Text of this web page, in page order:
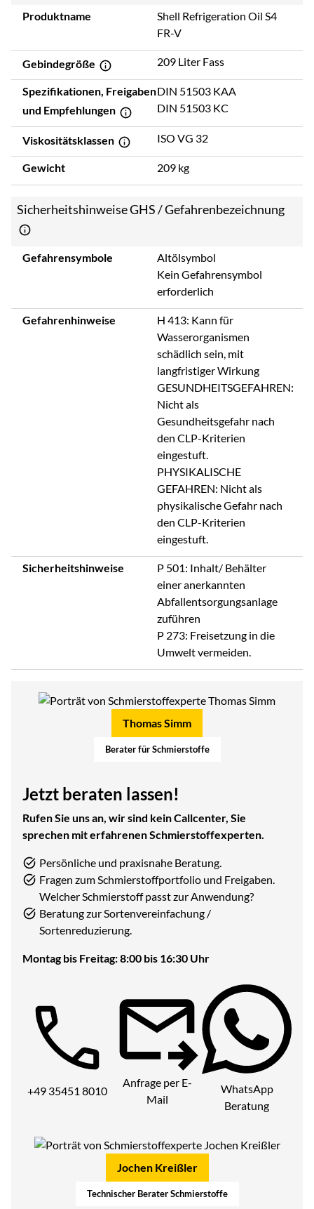
Produktname
Shell Refrigeration Oil S4
FR-V
Gebindegröße 209 Liter Fass
Spezifikationen, Freigaben
und Empfehlungen
DIN 51503 KAA
DIN 51503 KC
Viskositätsklassen ISO VG 32
Gewicht 209 kg
Sicherheitshinweise GHS / Gefahrenbezeichnung
Gefahrensymbole
Altölsymbol
Kein Gefahrensymbol
erforderlich
Gefahrenhinweise
H 413: Kann für
Wasserorganismen
schädlich sein, mit
langfristiger Wirkung
GESUNDHEITSGEFAHREN:
Nicht als
Gesundheitsgefahr nach
den CLP-Kriterien
eingestuft.
PHYSIKALISCHE
GEFAHREN: Nicht als
physikalische Gefahr nach
den CLP-Kriterien
eingestuft.
Sicherheitshinweise
P 501: Inhalt/ Behälter
einer anerkannten
Abfallentsorgungsanlage
zuführen
P 273: Freisetzung in die
Umwelt vermeiden.
Thomas Simm
Berater für Schmierstoffe
Jetzt beraten lassen!
Rufen Sie uns an, wir sind kein Callcenter, Sie
sprechen mit erfahrenen Schmierstoffexperten.
Persönliche und praxisnahe Beratung.
Fragen zum Schmierstoffportfolio und Freigaben.
Welcher Schmierstoff passt zur Anwendung?
Beratung zur Sortenvereinfachung /
Sortenreduzierung.
Montag bis Freitag: 8:00 bis 16:30 Uhr
Telefon:
+49 35451 8010
Anfrage per E-
Mail
WhatsApp
Beratung
Jochen Kreißler
Technischer Berater Schmierstoffe